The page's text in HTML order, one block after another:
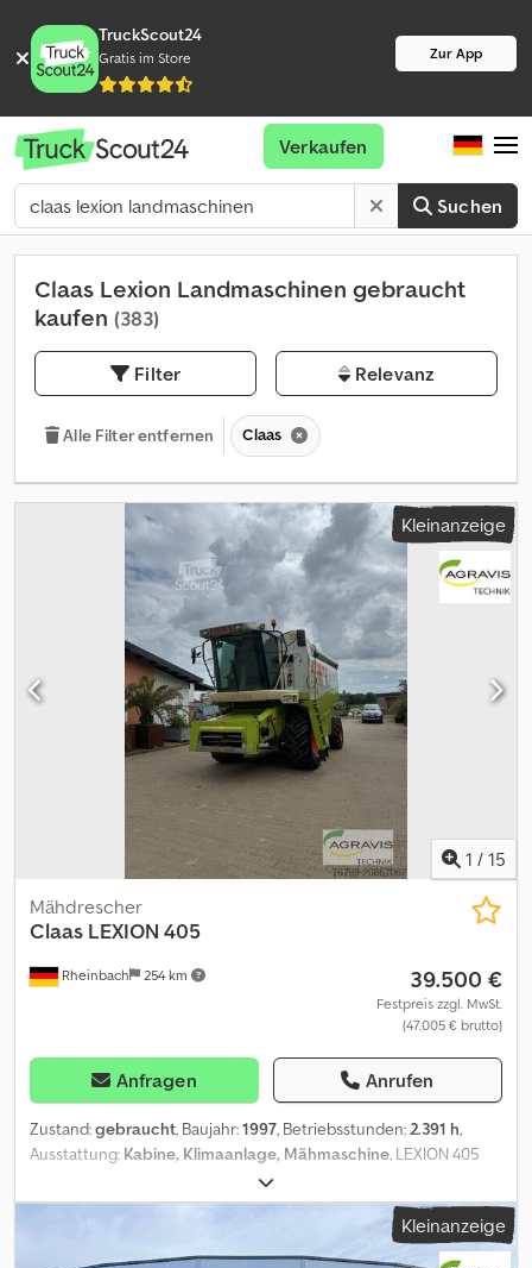
TruckScout24
Gratis im Store Zur App
Suchen
Verkaufen
Claas Lexion Landmaschinen gebraucht
kaufen (383)
Filter Relevanz
Alle Filter entfernen Claas
Kleinanzeige
1 / 15
Rheinbach 254 km
Mähdrescher
Claas LEXION 405
39.500 €
Festpreis zzgl. MwSt.
(47.005 € brutto)
Anfragen Anrufen
Zustand:gebraucht, Baujahr:1997, Betriebsstunden:2.391 h,
Ausstattung: Kabine, Klimaanlage, Mähmaschine, LEXION 405
Gebr. Claas Lexion 405 Contour Schneidwerksregelung
Siebeinstellung, elektr. Korntank 5.500L Strohhäcklser Bereifung:
16.5/85-24, 6-Loch 650/75 R32, 8-Loch Kabine, Klima Credpjx R H U
Njfx Adkof Arbeitsbeleuchtung Scheibenwaschanlage
Kleinanzeige